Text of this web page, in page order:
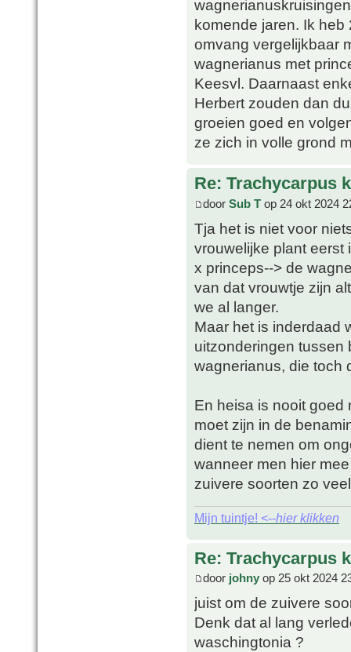
komende jaren. Ik
omvang vergelijkbaar
wagnerianus met
Keesvl. Daarnaast
Herbert zouden dan
groeien goed en
ze zich in volle grond
Re: Trachycarpus
door Sub T op 24 okt 2024
Tja het is niet voor
vrouwelijke plant eerst
x princeps--> de
van dat vrouwtje zijn
we al langer.
Maar het is inderdaad
uitzonderingen tussen
wagnerianus, die toch
En heisa is nooit goed
moet zijn in de
dient te nemen om
wanneer men hier
zuivere soorten zo
Mijn tuintje! <--hier klikken
Re: Trachycarpus
door johny op 25 okt 2024
juist om de zuivere
Denk dat al lang
waschingtonia ?